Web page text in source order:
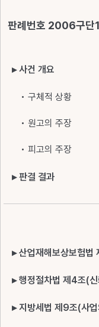
판례번호 2006구단
▸ 사건 개요
• 구체적 상황
• 원고의 주장
• 피고의 주장
▸ 판결 결과
▸ 산업재해보상보험법
▸ 행정절차법 제4조(
▸ 지방세법 제9조(사